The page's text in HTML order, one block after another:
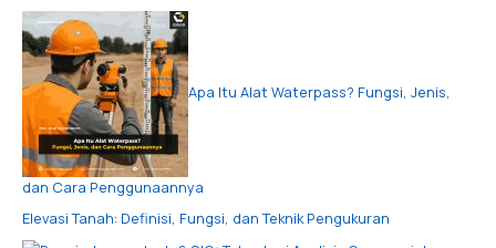
Apa Itu Alat Waterpass? Fungsi, Jenis,
dan Cara Penggunaannya
Elevasi Tanah: Definisi, Fungsi, dan Teknik Pengukuran